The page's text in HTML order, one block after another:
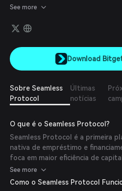
Liquidez quanto para os Tomadores
subcolateralização por meio do
de Liquidez Integrados. O
originados a partir de forks do AAVE
See more
Download
Sobre Seamless
Protocol
Últimas
notícias
O que é o Seamless Protocol?
Seamless Protocol é a primeira
nativa de empréstimo e
foca em maior eficiência de
usuário aprimorada para inspirar
finanças descentralizadas (DeFi).
See more
Como o Seamless Protocol